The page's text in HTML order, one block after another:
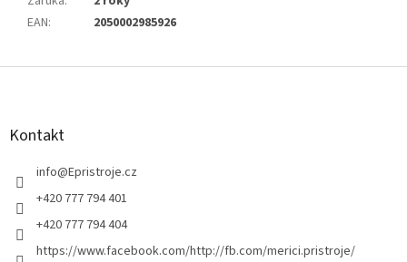
EAN: 2050002985926
Z
Kontakt
info@Epristroje.cz
+420 777 794 401
+420 777 794 404
https://www.facebook.com/http://fb.com/merici.pristroje/